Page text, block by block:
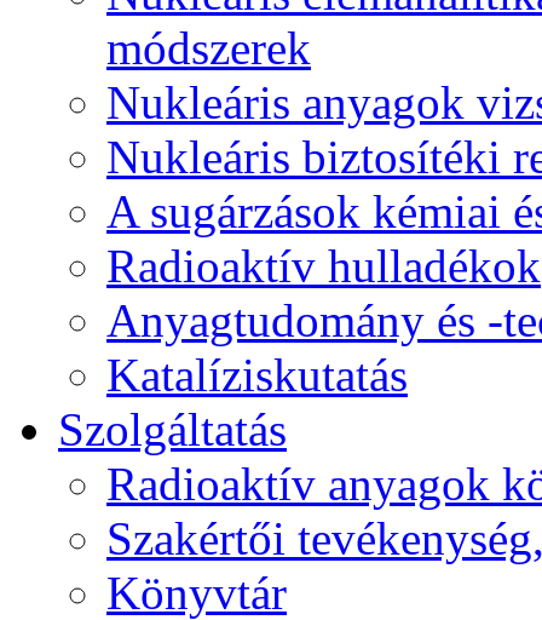
módszerek
Nukleáris anyagok
Nukleáris biztosítéki
A sugárzások kémiai
Radioaktív hulladékok
Anyagtudomány és -
Katalíziskutatás
Szolgáltatás
Radioaktív anyagok
Szakértői
Könyvtár